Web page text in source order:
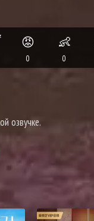
😡
0
👶
0
озвучке.